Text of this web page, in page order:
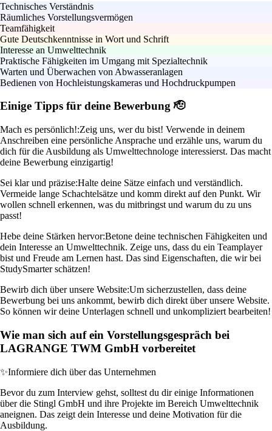
Technisches Verständnis
Räumliches Vorstellungsvermögen
Teamfähigkeit
Gute Deutschkenntnisse in Wort und Schrift
Interesse an Umwelttechnik
Praktische Fähigkeiten im Umgang mit Spezialtechnik
Warten und Überwachen von Abwasseranlagen
Bedienen von Hochleistungskameras und Hochdruckpumpen
Einige Tipps für deine Bewerbung 🫡
Mach es persönlich!:Zeig uns, wer du bist! Verwende in deinem
Anschreiben eine persönliche Ansprache und erzähle uns, warum du
dich für die Ausbildung als Umwelttechnologe interessierst. Das macht
deine Bewerbung einzigartig!
Sei klar und präzise:Halte deine Sätze einfach und verständlich.
Vermeide lange Schachtelsätze und komm direkt auf den Punkt. Wir
wollen schnell erkennen, was du mitbringst und warum du zu uns
passt!
Hebe deine Stärken hervor:Betone deine technischen Fähigkeiten und
dein Interesse an Umwelttechnik. Zeige uns, dass du ein Teamplayer
bist und Freude am Lernen hast. Das sind Eigenschaften, die wir bei
StudySmarter schätzen!
Bewirb dich über unsere Website:Um sicherzustellen, dass deine
Bewerbung bei uns ankommt, bewirb dich direkt über unsere Website.
So können wir deine Unterlagen schnell und unkompliziert bearbeiten!
Wie man sich auf ein Vorstellungsgespräch bei
LAGRANGE TWM GmbH vorbereitet
✨Informiere dich über das Unternehmen
Bevor du zum Interview gehst, solltest du dir einige Informationen
über die Stingl GmbH und ihre Projekte im Bereich Umwelttechnik
aneignen. Das zeigt dein Interesse und deine Motivation für die
Ausbildung.